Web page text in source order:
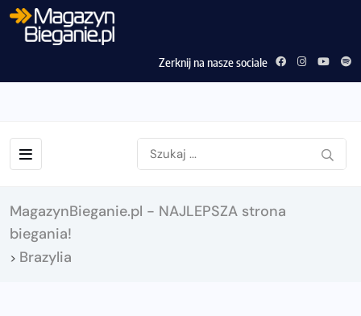
Zerknij na nasze sociale
MagazynBieganie.pl - NAJLEPSZA strona
biegania!
> Brazylia